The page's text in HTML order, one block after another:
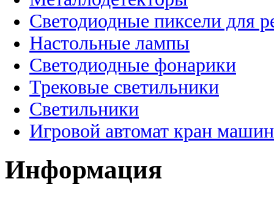
Светодиодные пиксели для
Настольные лампы
Светодиодные фонарики
Трековые светильники
Светильники
Игровой автомат кран
Информация